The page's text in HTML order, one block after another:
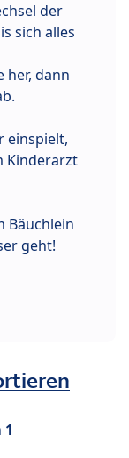
der
sich alles
her, dann
einspielt,
Kinderarzt
Bäuchlein
geht!
1